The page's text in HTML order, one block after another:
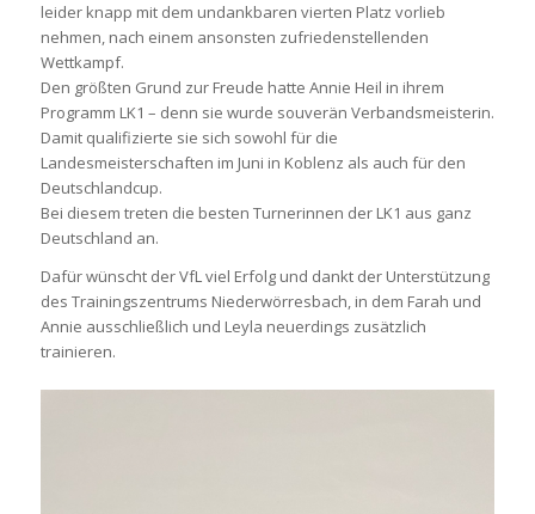
leider knapp mit dem undankbaren vierten Platz vorlieb
nehmen, nach einem ansonsten zufriedenstellenden
Wettkampf.
Den größten Grund zur Freude hatte Annie Heil in ihrem
Programm LK1 – denn sie wurde souverän Verbandsmeisterin.
Damit qualifizierte sie sich sowohl für die
Landesmeisterschaften im Juni in Koblenz als auch für den
Deutschlandcup.
Bei diesem treten die besten Turnerinnen der LK1 aus ganz
Deutschland an.
Dafür wünscht der VfL viel Erfolg und dankt der Unterstützung
des Trainingszentrums Niederwörresbach, in dem Farah und
Annie ausschließlich und Leyla neuerdings zusätzlich
trainieren.